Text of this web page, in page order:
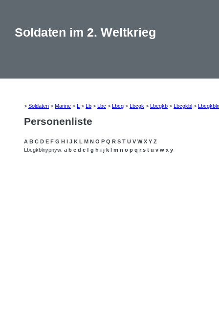
Soldaten im 2. Weltkrieg
> Soldaten > Marine > L > Lb > Lbc > Lbcg > Lbcgk > Lbcgkb > Lbcgkbl > Lbcgkbln
Personenliste
A B C D E F G H I J K L M N O P Q R S T U V W X Y Z
Lbcgkblnypnyw: a b c d e f g h i j k l m n o p q r s t u v w x y